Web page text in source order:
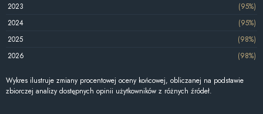
2023
(95%)
2024
(95%)
2025
(98%)
2026
(98%)
Wykres ilustruje zmiany procentowej oceny końcowej, obliczanej na podstawie
zbiorczej analizy dostępnych opinii użytkowników z różnych źródeł.